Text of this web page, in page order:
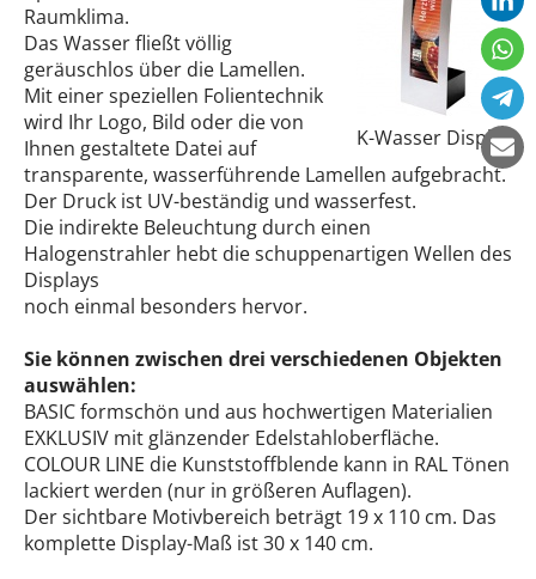
K-Wasser Display
Raumklima.
Das Wasser fließt völlig
geräuschlos über die Lamellen.
Mit einer speziellen Folientechnik
wird Ihr Logo, Bild oder die von
Ihnen gestaltete Datei auf
transparente, wasserführende Lamellen aufgebracht.
Der Druck ist UV-beständig und wasserfest.
Die indirekte Beleuchtung durch einen
Halogenstrahler hebt die schuppenartigen Wellen des
Displays
noch einmal besonders hervor.
Sie können zwischen drei verschiedenen Objekten
auswählen:
BASIC formschön und aus hochwertigen Materialien
EXKLUSIV mit glänzender Edelstahloberfläche.
COLOUR LINE die Kunststoffblende kann in RAL Tönen
lackiert werden (nur in größeren Auflagen).
Der sichtbare Motivbereich beträgt 19 x 110 cm. Das
komplette Display-Maß ist 30 x 140 cm.